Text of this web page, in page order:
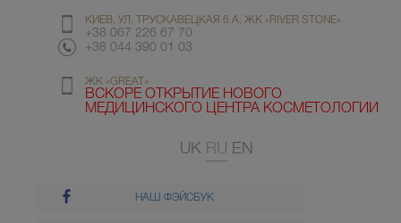
КИЕВ, УЛ. ТРУСКАВЕЦКАЯ 6 А, ЖК «RIVER STONE»
+38 067 226 67 70
+38 044 390 01 03
ЖК «GREAT»
ВСКОРЕ ОТКРЫТИЕ НОВОГО
МЕДИЦИНСКОГО ЦЕНТРА КОСМЕТОЛОГИИ
UK RU EN
НАШ ФЭЙСБУК